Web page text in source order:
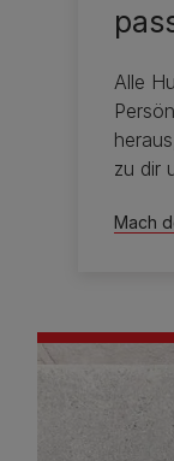
Alle
zu dir
Mach